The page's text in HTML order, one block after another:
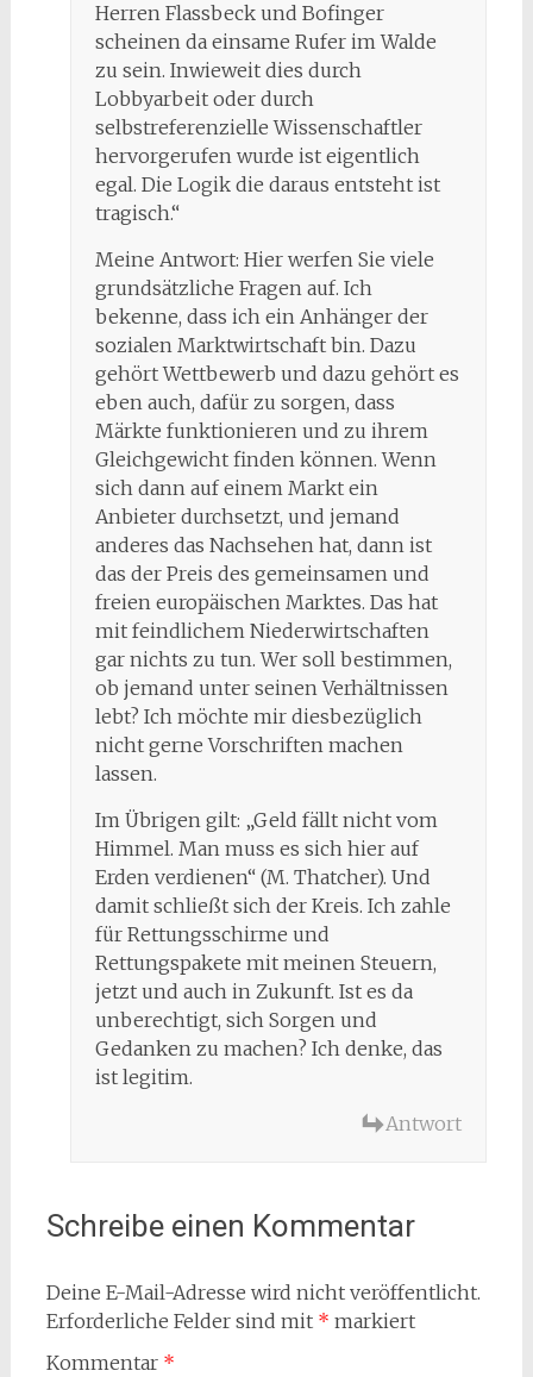
Herren Flassbeck und Bofinger
scheinen da einsame Rufer im Walde
zu sein. Inwieweit dies durch
Lobbyarbeit oder durch
selbstreferenzielle Wissenschaftler
hervorgerufen wurde ist eigentlich
egal. Die Logik die daraus entsteht ist
tragisch.“
Meine Antwort: Hier werfen Sie viele
grundsätzliche Fragen auf. Ich
bekenne, dass ich ein Anhänger der
sozialen Marktwirtschaft bin. Dazu
gehört Wettbewerb und dazu gehört es
eben auch, dafür zu sorgen, dass
Märkte funktionieren und zu ihrem
Gleichgewicht finden können. Wenn
sich dann auf einem Markt ein
Anbieter durchsetzt, und jemand
anderes das Nachsehen hat, dann ist
das der Preis des gemeinsamen und
freien europäischen Marktes. Das hat
mit feindlichem Niederwirtschaften
gar nichts zu tun. Wer soll bestimmen,
ob jemand unter seinen Verhältnissen
lebt? Ich möchte mir diesbezüglich
nicht gerne Vorschriften machen
lassen.
Im Übrigen gilt: „Geld fällt nicht vom
Himmel. Man muss es sich hier auf
Erden verdienen“ (M. Thatcher). Und
damit schließt sich der Kreis. Ich zahle
für Rettungsschirme und
Rettungspakete mit meinen Steuern,
jetzt und auch in Zukunft. Ist es da
unberechtigt, sich Sorgen und
Gedanken zu machen? Ich denke, das
ist legitim.
Antwort
Schreibe einen Kommentar
Deine E-Mail-Adresse wird nicht veröffentlicht.
Erforderliche Felder sind mit * markiert
Kommentar *